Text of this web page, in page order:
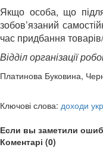
Якщо особа, що
зобов’язаний
час придбання
Відділ організації
Платинова Буковина,
Ключові слова: доходи
Если вы заметили
Коментарі (0)